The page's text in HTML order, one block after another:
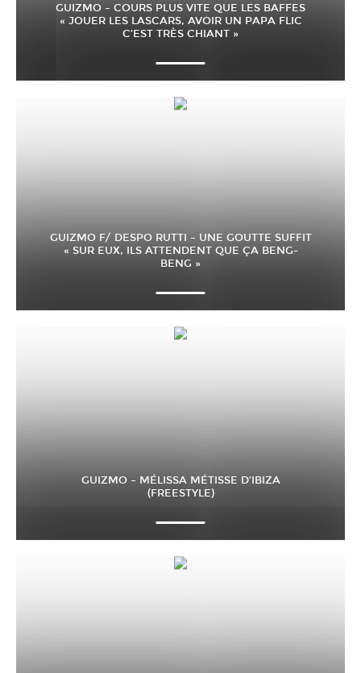
GUIZMO – COURS PLUS VITE QUE LES BAFFES
« JOUER LES LASCARS, AVOIR UN PAPA FLIC
C’EST TRÈS CHIANT »
GUIZMO F/ DESPO RUTTI – UNE GOUTTE SUFFIT
« SUR EUX, ILS ATTENDENT QUE ÇA BENG-
BENG »
GUIZMO – MÉLISSA MÉTISSE D’IBIZA
(FREESTYLE)